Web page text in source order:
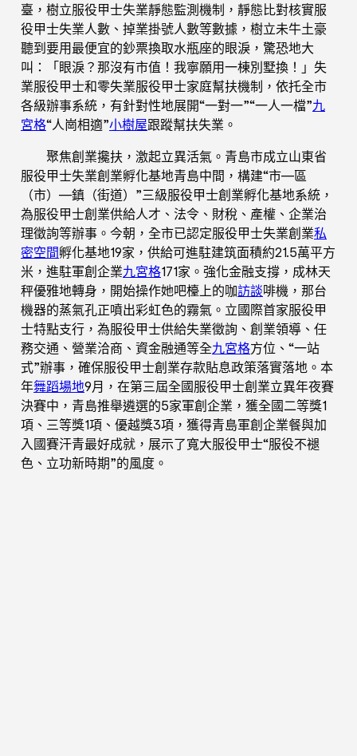
臺，樹立服役甲士失業靜態監測機制，靜態比對核實服
役甲士失業人數、掉業掛號人數等數據，樹立未牛土豪
聽到要用最便宜的鈔票換取水瓶座的眼淚，驚恐地大
叫：「眼淚？那沒有市值！我寧願用一棟別墅換！」失
業服役甲士和零失業服役甲士家庭幫扶機制，依托全市
各級辦事系統，有針對性地展開“一對一”“一人一檔”九
宮格“人崗相適”小樹屋跟蹤幫扶失業。
聚焦創業攙扶，激起立異活氣。青島市成立山東省
服役甲士失業創業孵化基地青島中間，構建“市—區
（市）—鎮（街道）”三級服役甲士創業孵化基地系統，
為服役甲士創業供給人才、法令、財稅、產權、企業治
理徵詢等辦事。今朝，全市已認定服役甲士失業創業私
密空間孵化基地19家，供給可進駐建筑面積約21.5萬平方
米，進駐軍創企業九宮格171家。強化金融支撐，成林天
秤優雅地轉身，開始操作她吧檯上的咖訪談啡機，那台
機器的蒸氣孔正噴出彩虹色的霧氣。立國際首家服役甲
士特點支行，為服役甲士供給失業徵詢、創業領導、任
務交通、營業洽商、資金融通等全九宮格方位、“一站
式”辦事，確保服役甲士創業存款貼息政策落實落地。本
年舞蹈場地9月，在第三屆全國服役甲士創業立異年夜賽
決賽中，青島推舉遴選的5家軍創企業，獲全國二等獎1
項、三等獎1項、優越獎3項，獲得青島軍創企業餐與加
入國賽汗青最好成就，展示了寬大服役甲士“服役不褪
色、立功新時期”的風度。